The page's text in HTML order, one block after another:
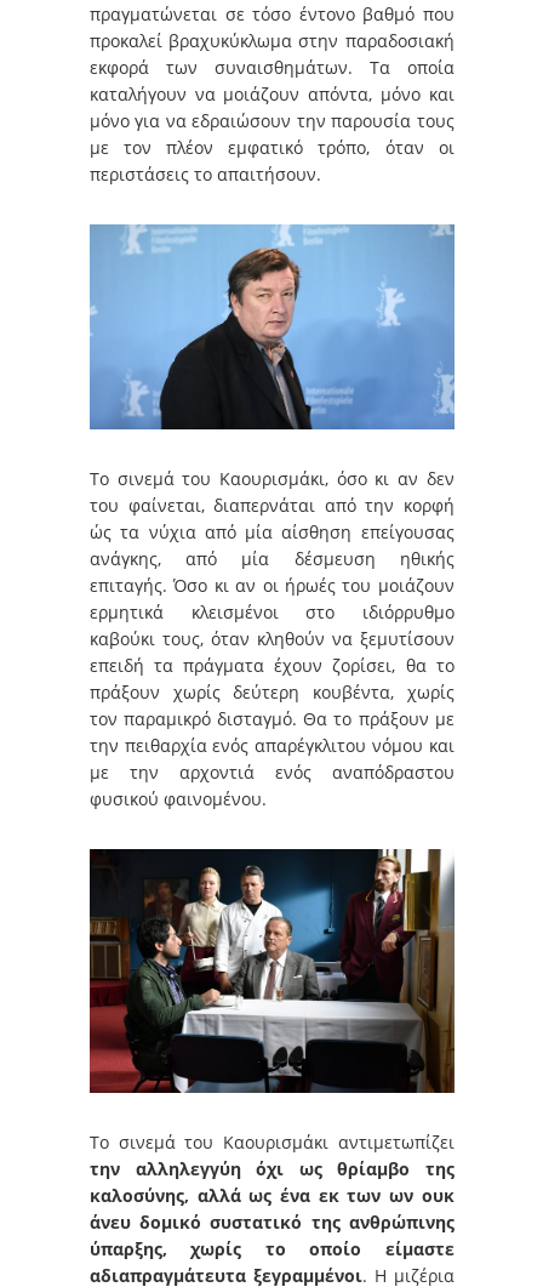
πραγματώνεται σε τόσο έντονο βαθμό που
προκαλεί βραχυκύκλωμα στην παραδοσιακή
εκφορά των συναισθημάτων. Τα οποία
καταλήγουν να μοιάζουν απόντα, μόνο και
μόνο για να εδραιώσουν την παρουσία τους
με τον πλέον εμφατικό τρόπο, όταν οι
περιστάσεις το απαιτήσουν.
Το σινεμά του Καουρισμάκι, όσο κι αν δεν
του φαίνεται, διαπερνάται από την κορφή
ώς τα νύχια από μία αίσθηση επείγουσας
ανάγκης, από μία δέσμευση ηθικής
επιταγής. Όσο κι αν οι ήρωές του μοιάζουν
ερμητικά κλεισμένοι στο ιδιόρρυθμο
καβούκι τους, όταν κληθούν να ξεμυτίσουν
επειδή τα πράγματα έχουν ζορίσει, θα το
πράξουν χωρίς δεύτερη κουβέντα, χωρίς
τον παραμικρό δισταγμό. Θα το πράξουν με
την πειθαρχία ενός απαρέγκλιτου νόμου και
με την αρχοντιά ενός αναπόδραστου
φυσικού φαινομένου.
To σινεμά του Καουρισμάκι αντιμετωπίζει
την αλληλεγγύη όχι ως θρίαμβο της
καλοσύνης, αλλά ως ένα εκ των ων ουκ
άνευ δομικό συστατικό της ανθρώπινης
ύπαρξης, χωρίς το οποίο είμαστε
αδιαπραγμάτευτα ξεγραμμένοι. Η μιζέρια